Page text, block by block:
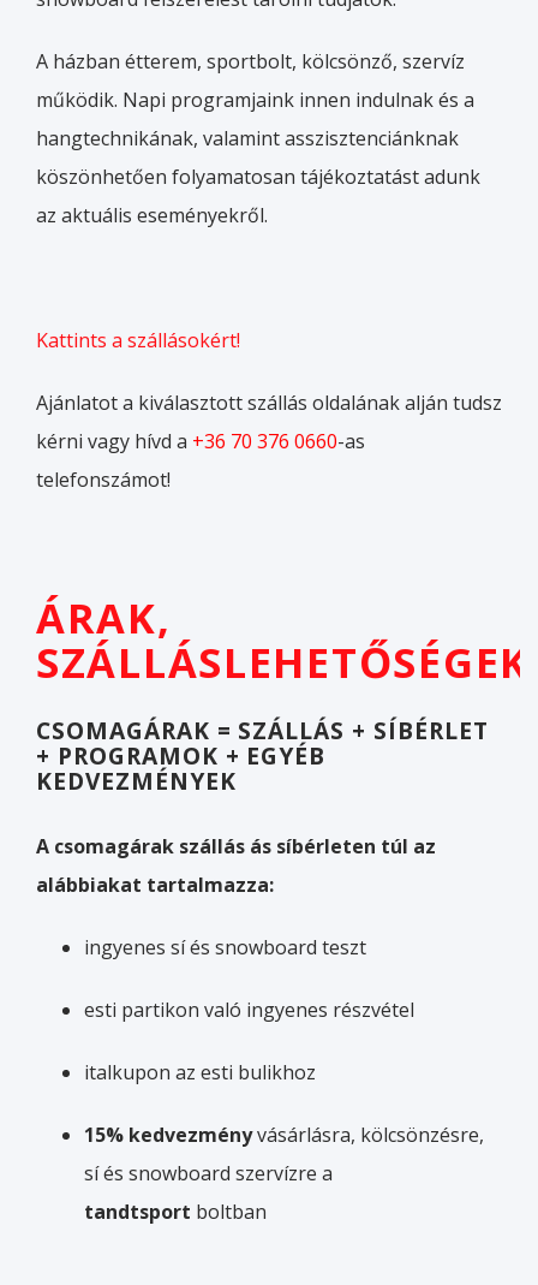
A házban étterem, sportbolt, kölcsönző, szervíz
működik. Napi programjaink innen indulnak és a
hangtechnikának, valamint asszisztenciánknak
köszönhetően folyamatosan tájékoztatást adunk
az aktuális eseményekről.
Kattints a szállásokért!
Ajánlatot a kiválasztott szállás oldalának alján tudsz
kérni vagy hívd a +36 70 376 0660-as
telefonszámot!
ÁRAK,
SZÁLLÁSLEHETŐSÉGEK
CSOMAGÁRAK = SZÁLLÁS + SÍBÉRLET
+ PROGRAMOK + EGYÉB
KEDVEZMÉNYEK
A csomagárak szállás ás síbérleten túl az
alábbiakat tartalmazza:
ingyenes sí és snowboard teszt
esti partikon való ingyenes részvétel
italkupon az esti bulikhoz
15% kedvezményvásárlásra, kölcsönzésre,
sí és snowboard szervízre a
tandtsport boltban